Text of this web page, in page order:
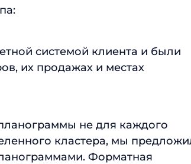
системой клиента и были
их продажах и местах
не для каждого
кластера, мы
Форматная